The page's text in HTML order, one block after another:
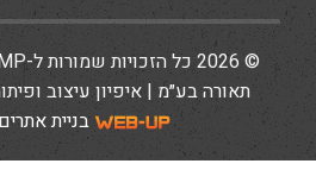
תאורה בע״מ | איפיון עיצוב
בניית